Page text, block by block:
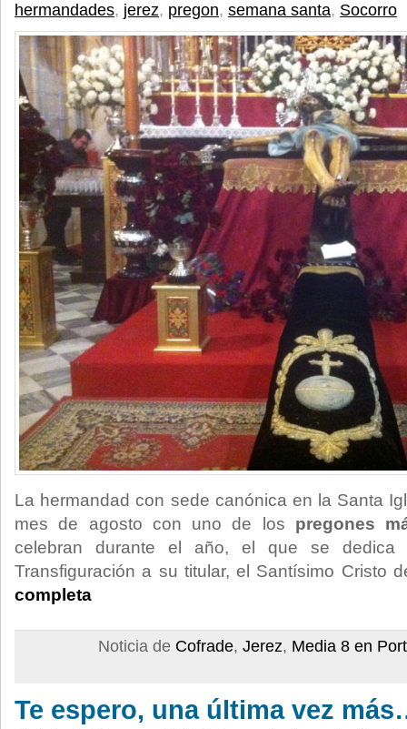
hermandades, jerez, pregon, semana santa, Socorro
La hermandad con sede canónica en la Santa
mes de agosto con uno de los pregones
celebran durante el año, el que se
Transfiguración a su titular, el Santísimo Cristo
completa
Noticia de Cofrade, Jerez, Media 8 en
Te espero, una última vez